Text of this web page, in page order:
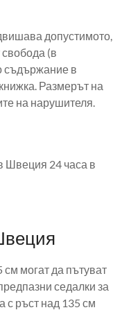
допустимото,
(в
съдържание в
Размерът на
на нарушителя.
Швеция 24 часа в
см могат да пътуват
седалки за
с ръст над 135 см